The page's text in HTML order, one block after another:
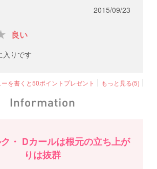
良い
2015/09/23
入りです
ーを書くと50ポイントプレゼント もっと見る(5)
・ Dカールは根元の立ち上が
りは抜群